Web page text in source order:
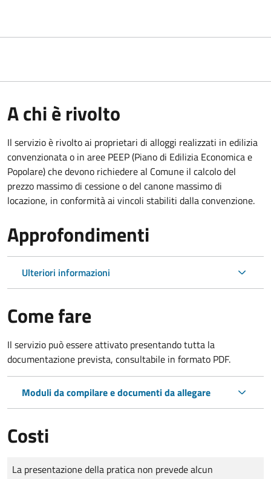
A chi è rivolto
Il servizio è rivolto ai proprietari di alloggi realizzati in edilizia
convenzionata o in aree PEEP (Piano di Edilizia Economica e
Popolare) che devono richiedere al Comune il calcolo del
prezzo massimo di cessione o del canone massimo di
locazione, in conformità ai vincoli stabiliti dalla convenzione.
Approfondimenti
Ulteriori informazioni
Come fare
Il servizio può essere attivato presentando tutta la
documentazione prevista, consultabile in formato PDF.
Moduli da compilare e documenti da allegare
Costi
Tipo di pagamento
Importo
La presentazione della pratica non prevede alcun